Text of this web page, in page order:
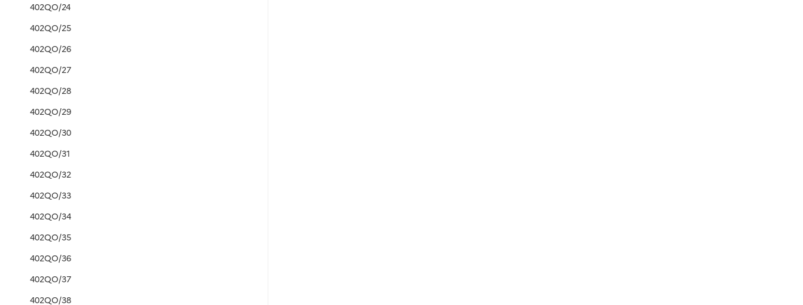
402QO/24
402QO/25
402QO/26
402QO/27
402QO/28
402QO/29
402QO/30
402QO/31
402QO/32
402QO/33
402QO/34
402QO/35
402QO/36
402QO/37
402QO/38